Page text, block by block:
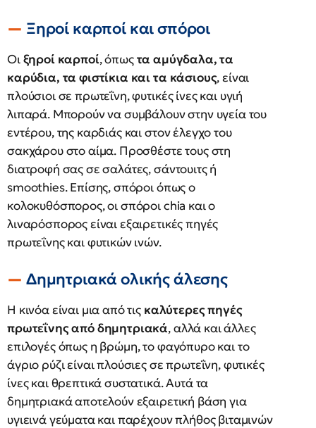
Ξηροί καρποί και σπόροι
Οιξηροί καρποί, όπωςτα αμύγδαλα, τα
καρύδια, τα φιστίκια και τα κάσιους, είναι
πλούσιοι σε πρωτεΐνη, φυτικές ίνες και υγιή
λιπαρά. Μπορούν να συμβάλουν στην υγεία του
εντέρου, της καρδιάς και στον έλεγχο του
σακχάρου στο αίμα. Προσθέστε τους στη
διατροφή σας σε σαλάτες, σάντουιτς ή
smoothies. Επίσης, σπόροι όπως ο
κολοκυθόσπορος, οι σπόροι chia και ο
λιναρόσπορος είναι εξαιρετικές πηγές
πρωτεΐνης και φυτικών ινών.
Δημητριακά ολικής άλεσης
Η κινόα είναι μια από τις καλύτερες πηγές
πρωτεΐνης από δημητριακά, αλλά και άλλες
επιλογές όπως η βρώμη, το φαγόπυρο και το
άγριο ρύζι είναι πλούσιες σε πρωτεΐνη, φυτικές
ίνες και θρεπτικά συστατικά. Αυτά τα
δημητριακά αποτελούν εξαιρετική βάση για
υγιεινά γεύματα και παρέχουν πλήθος βιταμινών